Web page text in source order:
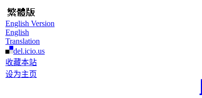
English Version
English
Translation
del.icio.us
收藏本站
设为主页